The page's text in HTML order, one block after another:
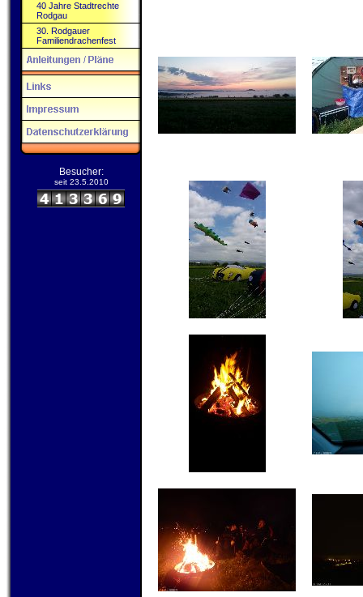
40 Jahre Stadtrechte
Rodgau
30. Rodgauer
Familiendrachenfest
Besucher:
seit 23.5.2010